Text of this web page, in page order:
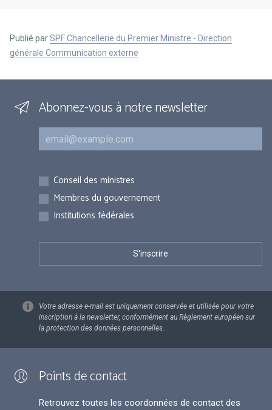
Publié parSPF Chancellerie du Premier Ministre - Direction
générale Communication externe
Abonnez-vous à notre newsletter
Courriel
Inscriptions
Conseil des ministres
Membres du gouvernement
Institutions fédérales
Votre adresse e-mail est uniquement conservée et utilisée pour votre
inscription à la newsletter, conformément au Règlement européen sur
la protection des données personnelles.
Points de contact
Retrouvez toutes les coordonnées de contact des